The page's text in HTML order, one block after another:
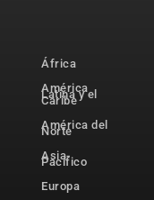
África
América
Latina y el
Caribe
América del
Norte
Asia-
Pacífico
Europa